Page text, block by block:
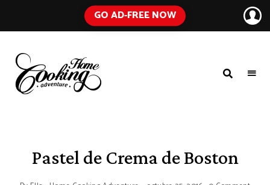
GO AD-FREE NOW
Everyday
IngredientsPastel de Crema de Boston